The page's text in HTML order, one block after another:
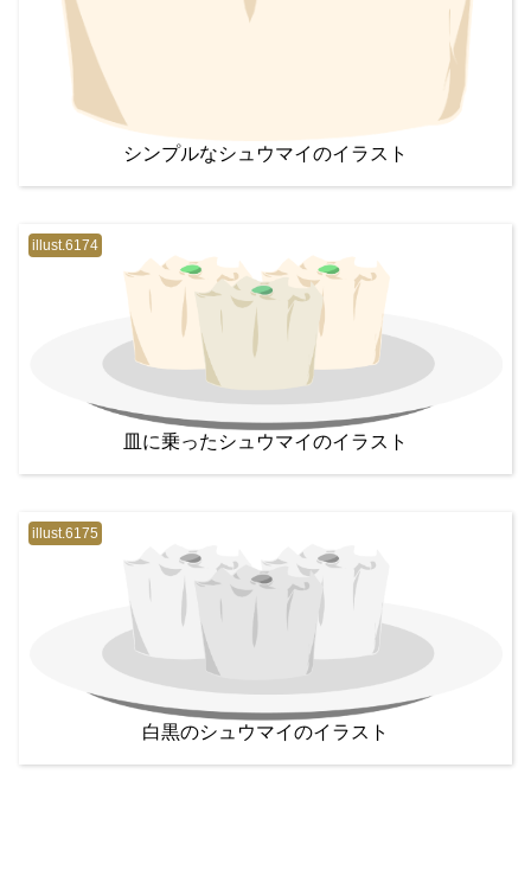
シンプルなシュウマイのイラスト
illust.6174
皿に乗ったシュウマイのイラスト
illust.6175
白黒のシュウマイのイラスト